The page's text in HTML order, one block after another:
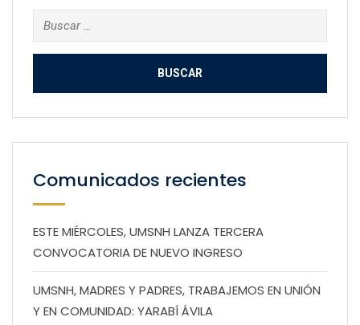
Buscar:
Comunicados recientes
ESTE MIÉRCOLES, UMSNH LANZA TERCERA
CONVOCATORIA DE NUEVO INGRESO
UMSNH, MADRES Y PADRES, TRABAJEMOS EN UNIÓN
Y EN COMUNIDAD: YARABÍ ÁVILA